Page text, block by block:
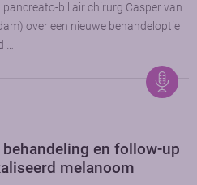
billair chirurg Casper van
over een nieuwe behandeloptie
…
en follow-up
melanoom